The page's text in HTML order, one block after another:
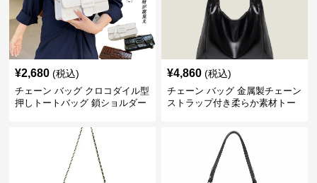
¥2,680 (税込)
チェーン バッグ クロコダイル型
押しトートバッグ 鎖ショルダー
¥4,860 (税込)
チェーン バッグ 金属製チェーン
ストラップ付き柔らか素材トー